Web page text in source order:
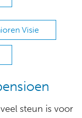
Visie
steun is voor